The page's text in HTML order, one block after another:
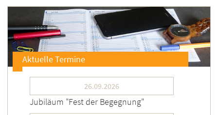
Aktuelle Termine
26.09.2026
Jubiläum "Fest der Begegnung"